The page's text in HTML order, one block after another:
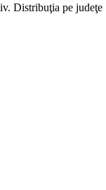
Distribuţia pe judeţe